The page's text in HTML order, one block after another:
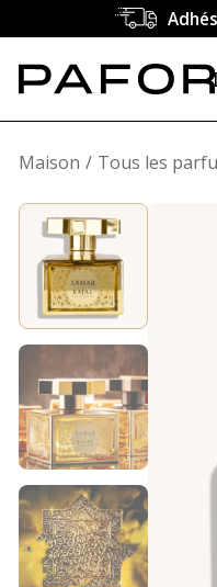
Maison Tous les